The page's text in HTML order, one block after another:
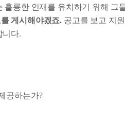
륭한 인재를 유치하기 위해 그들
게시해야겠죠. 공고를 보고 지
니다.
공하는가?